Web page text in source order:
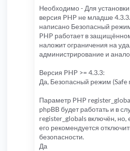
Необходимо - Для
версия PHP не младше
написано Безопасный
PHP работает в
наложит ограничения на
администрирование и
Версия PHP >= 4.3.3:
Да, Безопасный режим (Safe
Параметр PHP
phpBB будет работать и в
register_globals включён, но,
его рекомендуется
безопасности.
Да